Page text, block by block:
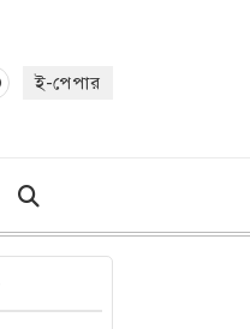
ই-পেপার